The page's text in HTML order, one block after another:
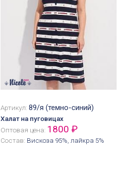
Артикул: 89/я (темно-синий)
Халат на пуговицах
Оптовая цена: 1800 ₽
Состав: Вискоза 95%, лайкра 5%